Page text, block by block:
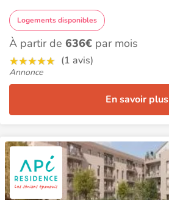
Logements disponibles
À partir de 636€ par mois
(1 avis)
Annonce
En savoir plus